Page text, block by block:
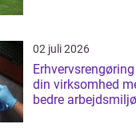
02 juli 2026
Erhvervsrengøring vejle
din virksomhed
bedre arbejdsmiljø